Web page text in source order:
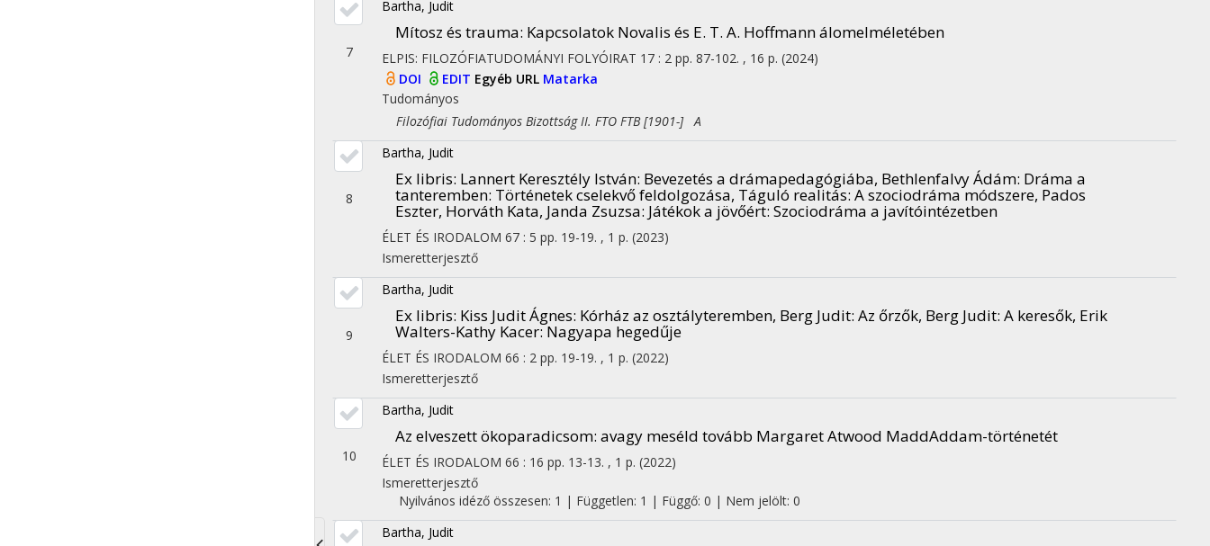
7
Bartha, Judit
Mítosz és trauma: Kapcsolatok Novalis és E. T. A. Hoffmann álomelméletében
ELPIS: FILOZÓFIATUDOMÁNYI FOLYÓIRAT 17 : 2 pp. 87-102. , 16 p. (2024)
DOI
EDIT Egyéb URL Matarka
Tudományos
Filozófiai Tudományos Bizottság II. FTO FTB [1901-] A
8
Bartha, Judit
Ex libris: Lannert Keresztély István: Bevezetés a drámapedagógiába, Bethlenfalvy Ádám: Dráma a
tanteremben: Történetek cselekvő feldolgozása, Táguló realitás: A szociodráma módszere, Pados
Eszter, Horváth Kata, Janda Zsuzsa: Játékok a jövőért: Szociodráma a javítóintézetben
ÉLET ÉS IRODALOM 67 : 5 pp. 19-19. , 1 p. (2023)
Ismeretterjesztő
9
Bartha, Judit
Ex libris: Kiss Judit Ágnes: Kórház az osztályteremben, Berg Judit: Az őrzők, Berg Judit: A keresők, Erik
Walters-Kathy Kacer: Nagyapa hegedűje
ÉLET ÉS IRODALOM 66 : 2 pp. 19-19. , 1 p. (2022)
Ismeretterjesztő
10
Bartha, Judit
Az elveszett ökoparadicsom: avagy meséld tovább Margaret Atwood MaddAddam-történetét
ÉLET ÉS IRODALOM 66 : 16 pp. 13-13. , 1 p. (2022)
Ismeretterjesztő
Nyilvános idéző összesen: 1 | Független: 1 | Függő: 0 | Nem jelölt: 0
Bartha, Judit